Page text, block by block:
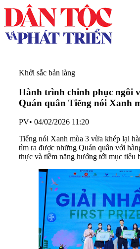
Khởi sắc bản làng
Hành trình chinh phục ngôi
Quán quân Tiếng nói Xanh
PV• 04/02/2026 11:20
Tiếng nói Xanh mùa 3 vừa khép lại
tìm ra được những Quán quân với
thực và tiềm năng hướng tới mục tiêu